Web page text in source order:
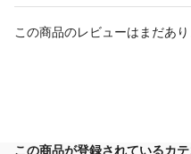
この商品のレビューはまだあり
この商品が登録されているカテ